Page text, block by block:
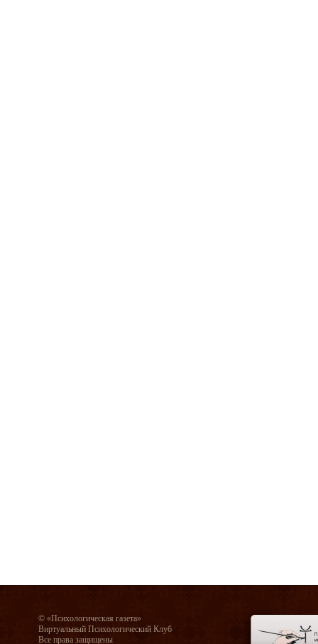
© «Психологическая газета»
Виртуальный Психологический Клуб
Все права защищены